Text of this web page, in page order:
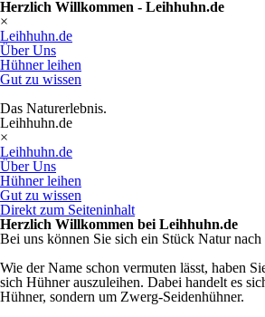
Herzlich Willkommen - Leihhuhn.de
×
Leihhuhn.de
Über Uns
Hühner leihen
Gut zu wissen
Das Naturerlebnis.
Leihhuhn.de
×
Leihhuhn.de
Über Uns
Hühner leihen
Gut zu wissen
Direkt zum Seiteninhalt
Herzlich Willkommen bei Leihhuhn.de
Bei uns können Sie sich ein Stück Natur nach
Wie der Name schon vermuten lässt, haben
sich Hühner auszuleihen. Dabei handelt es
Hühner, sondern um Zwerg-Seidenhühner.